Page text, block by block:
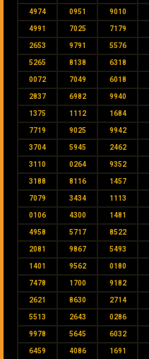
4974 0951 9010
4991 7025 7179
2653 9791 5576
5265 8138 6318
0072 7049 6018
2837 6982 9940
1375 1112 1684
7719 9025 9942
3704 5945 2462
3110 0264 9352
3188 8116 1457
7079 3434 1113
0106 4300 1481
4958 5717 8522
2081 9867 5493
1401 9562 0180
7478 1700 9182
2621 8630 2714
5513 2643 0286
9978 5645 6032
6459 4086 1691